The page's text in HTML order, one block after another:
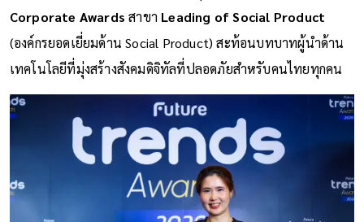
Corporate Awards สาขา Leading of Social Product
(องค์กรยอดเยี่ยมด้าน Social Product) สะท้อนบทบาทผู้นำด้าน
เทคโนโลยีที่มุ่งสร้างสังคมดิจิทัลที่ปลอดภัยสำหรับคนไทยทุกคน